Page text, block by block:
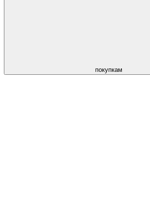
покупкам